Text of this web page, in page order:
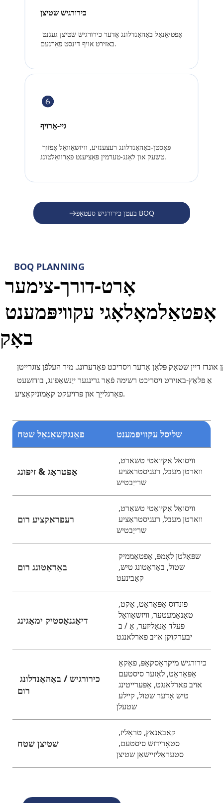
כירורגיש שטיצן
באזירט אויף דינסט פאַרנעם.
גיי-אַרויף
טשעק און לאַנג-טערמין פּאַציענט פאַרוואַלטונג.
בעטן כירורגיש סעטאַפּ BOQ
BOQ PLANNING
באָק
פאַרגלייַך און פּרויעקט קאָמוניקאַציע.
פאַנגקשאַנאַל שטח שליסל עקוויפּמענט
אָפּטראָג & זיפּונג
שרייַבטיש
רעפראקציע רום
שרייַבטיש
באַראַטונג רום
קאַבינעט
דיאַגנאָסטיק ימאַגינג
יבערקוקן אויב פארלאנגט
רום
שטעלן
שטיצן שטח
סטעראַליזיישאַן שטיצן